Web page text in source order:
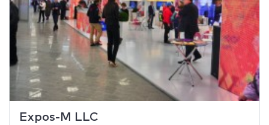
Expos-M LLC